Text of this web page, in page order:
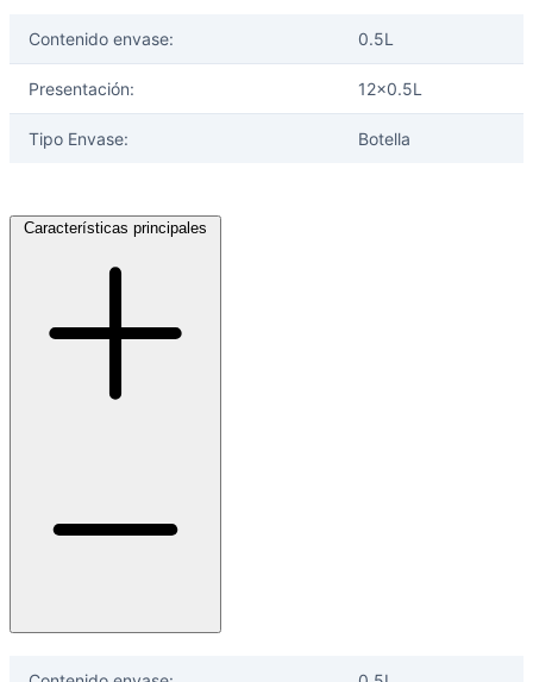
Contenido envase: 0.5L
Presentación: 12x0.5L
Tipo Envase: Botella
Características principales